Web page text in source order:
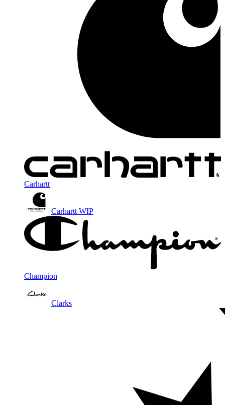
Carhartt
Carhartt WIP
Champion
Clarks